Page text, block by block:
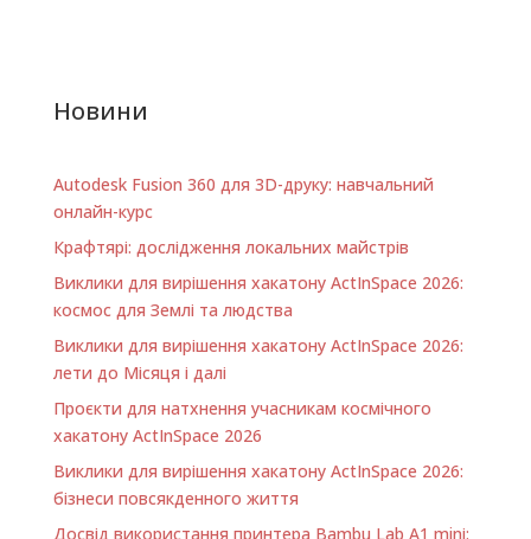
Новини
Autodesk Fusion 360 для 3D-друку: навчальний
онлайн-курс
Крафтярі: дослідження локальних майстрів
Виклики для вирішення хакатону ActInSpace 2026:
космос для Землі та людства
Виклики для вирішення хакатону ActInSpace 2026:
лети до Місяця і далі
Проєкти для натхнення учасникам космічного
хакатону ActInSpace 2026
Виклики для вирішення хакатону ActInSpace 2026:
бізнеси повсякденного життя
Досвід використання принтера Bambu Lab A1 minі: